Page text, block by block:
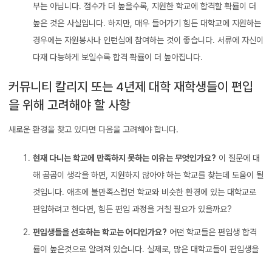
부는 아닙니다. 점수가 더 높을수록, 지원한 학교에 합격할 확률이 더
높은 것은 사실입니다. 하지만, 매우 들어가기 힘든 대학교에 지원하는
경우에는 자원봉사나 인턴십에 참여하는 것이 좋습니다. 서류에 자신이
다재 다능하게 보일수록 합격 확률이 더 높아집니다.
커뮤니티 칼리지 또는 4년제 대학 재학생들이 편입
을 위해 고려해야 할 사항
새로운 환경을 찾고 있다면 다음을 고려해야 합니다.
현재 다니는 학교에 만족하지 못하는 이유는 무엇인가요? 이 질문에 대
해 곰곰이 생각을 하면, 지원하지 않아야 하는 학교를 찾는데 도움이 될
것입니다. 애초에 불만족스럽던 학교와 비슷한 환경에 있는 대학교로
편입하려고 한다면, 힘든 편입 과정을 거칠 필요가 있을까요?
편입생들을 선호하는 학교는 어디인가요? 어떤 학교들은 편입생 합격
률이 높은것으로 알려져 있습니다. 실제로, 많은 대학교들이 편입생을